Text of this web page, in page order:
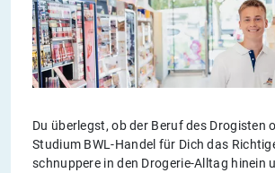
Du überlegst, ob der Beruf des Drogisten
Studium BWL-Handel für Dich das
schnuppere in den Drogerie-Alltag hinein